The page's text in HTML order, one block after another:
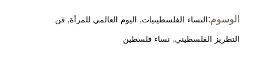
الوسوم: النساء الفلسطينيات, اليوم العالمي للمرأة, فن
التطريز الفلسطيني, نساء فلسطين